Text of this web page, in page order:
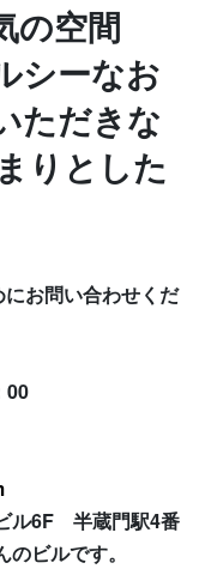
の空間
シーなお
ただきな
りとした
お問い合わせくだ
00
6F 半蔵門駅4番
ビルです。